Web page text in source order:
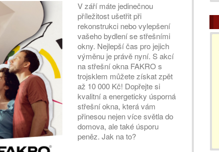
V září máte jedinečnou
příležitost ušetřit při
rekonstrukci nebo vylepšení
vašeho bydlení se střešními
okny. Nejlepší čas pro jejich
výměnu je právě nyní. S akcí
na střešní okna FAKRO s
trojsklem můžete získat zpět
až 10 000 Kč! Dopřejte si
kvalitní a energeticky úsporná
střešní okna, která vám
přinesou nejen více světla do
domova, ale také úsporu
peněz. Jak na to?